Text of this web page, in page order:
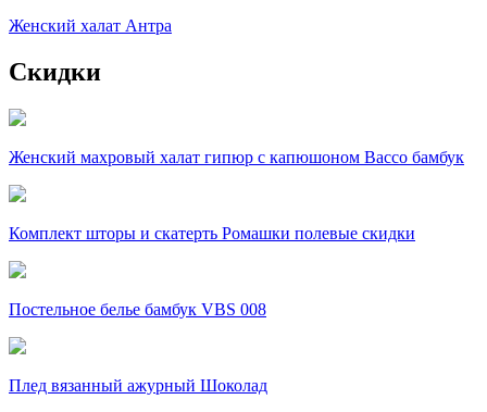
Женский халат Антра
Скидки
Женский махровый халат гипюр c капюшоном Вассо бамбук
Комплект шторы и скатерть Ромашки полевые скидки
Постельное белье бамбук VBS 008
Плед вязанный ажурный Шоколад